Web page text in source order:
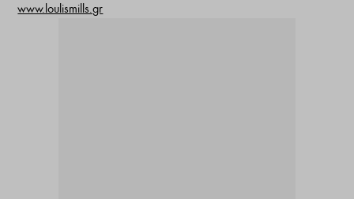
www.loulismills.gr